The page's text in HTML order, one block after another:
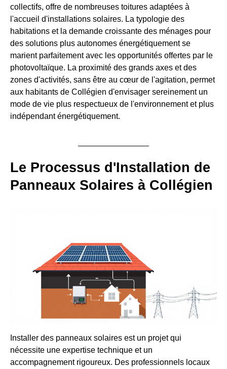
collectifs, offre de nombreuses toitures adaptées à
l'accueil d'installations solaires. La typologie des
habitations et la demande croissante des ménages pour
des solutions plus autonomes énergétiquement se
marient parfaitement avec les opportunités offertes par le
photovoltaïque. La proximité des grands axes et des
zones d'activités, sans être au cœur de l'agitation, permet
aux habitants de Collégien d'envisager sereinement un
mode de vie plus respectueux de l'environnement et plus
indépendant énergétiquement.
Le Processus d'Installation de
Panneaux Solaires à Collégien
Installer des panneaux solaires est un projet qui
nécessite une expertise technique et un
accompagnement rigoureux. Des professionnels locaux